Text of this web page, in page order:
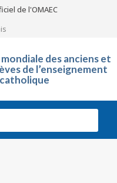
de l'OMAEC
des anciens et
de l’enseignement
catholique